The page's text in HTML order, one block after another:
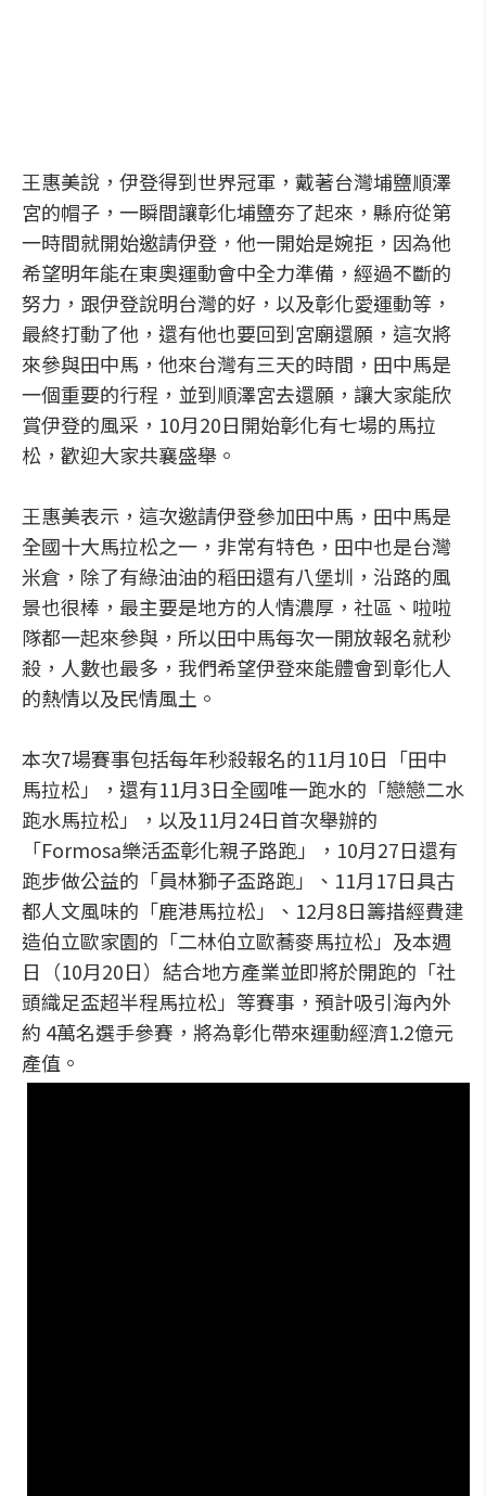
王惠美說，伊登得到世界冠軍，戴著台灣埔鹽順澤
宮的帽子，一瞬間讓彰化埔鹽夯了起來，縣府從第
一時間就開始邀請伊登，他一開始是婉拒，因為他
希望明年能在東奧運動會中全力準備，經過不斷的
努力，跟伊登說明台灣的好，以及彰化愛運動等，
最終打動了他，還有他也要回到宮廟還願，這次將
來參與田中馬，他來台灣有三天的時間，田中馬是
一個重要的行程，並到順澤宮去還願，讓大家能欣
賞伊登的風采，10月20日開始彰化有七場的馬拉
松，歡迎大家共襄盛舉。
王惠美表示，這次邀請伊登參加田中馬，田中馬是
全國十大馬拉松之一，非常有特色，田中也是台灣
米倉，除了有綠油油的稻田還有八堡圳，沿路的風
景也很棒，最主要是地方的人情濃厚，社區、啦啦
隊都一起來參與，所以田中馬每次一開放報名就秒
殺，人數也最多，我們希望伊登來能體會到彰化人
的熱情以及民情風土。
本次7場賽事包括每年秒殺報名的11月10日「田中
馬拉松」，還有11月3日全國唯一跑水的「戀戀二水
跑水馬拉松」，以及11月24日首次舉辦的
「Formosa樂活盃彰化親子路跑」，10月27日還有
跑步做公益的「員林獅子盃路跑」、11月17日具古
都人文風味的「鹿港馬拉松」、12月8日籌措經費建
造伯立歐家園的「二林伯立歐蕎麥馬拉松」及本週
日（10月20日）結合地方產業並即將於開跑的「社
頭織足盃超半程馬拉松」等賽事，預計吸引海內外
約 4萬名選手參賽，將為彰化帶來運動經濟1.2億元
產值。